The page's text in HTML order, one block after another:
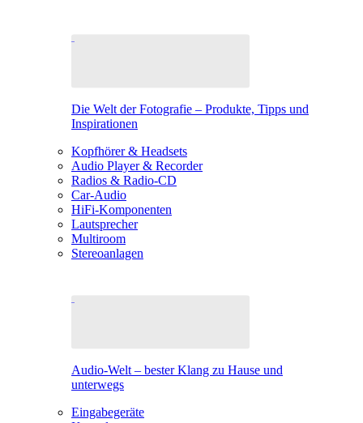
Die Welt der Fotografie – Produkte, Tipps und
Inspirationen
Kopfhörer & Headsets
Audio Player & Recorder
Radios & Radio-CD
Car-Audio
HiFi-Komponenten
Lautsprecher
Multiroom
Stereoanlagen
Audio-Welt – bester Klang zu Hause und
unterwegs
Eingabegeräte